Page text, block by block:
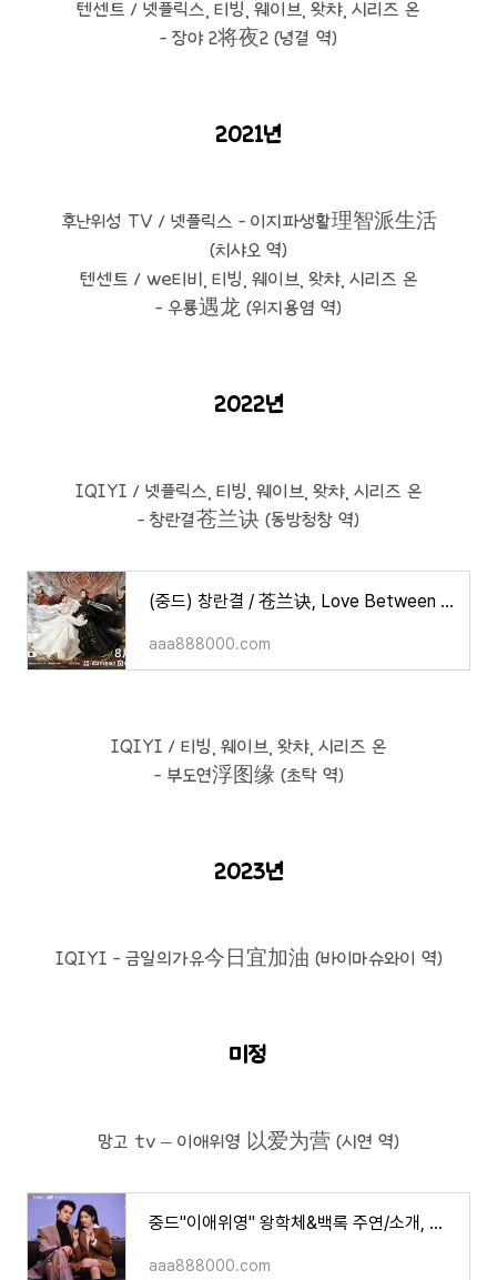
텐센트 / 넷플릭스, 티빙, 웨이브, 왓챠, 시리즈 온
- 장야 2将夜2 (녕결 역)
2021년
후난위성 TV / 넷플릭스 - 이지파생활理智派生活
(치샤오 역)
텐센트 / we티비, 티빙, 웨이브, 왓챠, 시리즈 온
- 우룡遇龙 (위지용염 역)
2022년
IQIYI / 넷플릭스, 티빙, 웨이브, 왓챠, 시리즈 온
- 창란결苍兰诀 (동방청창 역)
(중드) 창란결 / 苍兰诀, Love Between Fairy and Devil
aaa888000.com
IQIYI / 티빙, 웨이브, 왓챠, 시리즈 온
- 부도연浮图缘 (초탁 역)
2023년
IQIYI - 금일의가유今日宜加油 (바이마슈와이 역)
미정
망고 tv – 이애위영 以爱为营 (시연 역)
중드"이애위영" 왕학체&백록 주연/소개, 영상 등
aaa888000.com